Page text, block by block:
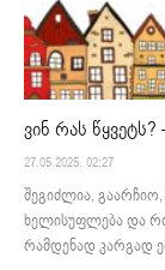
ვინ რას
27.05.2025. 02:27
შეგიძლია,
ხელისუფლება და
რამდენად კარგად